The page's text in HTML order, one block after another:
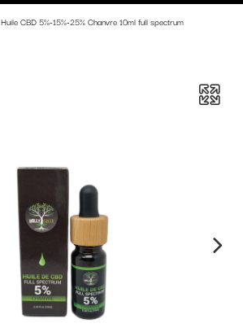
Huile CBD 5%-15%-25% Chanvre 10ml full spectrum